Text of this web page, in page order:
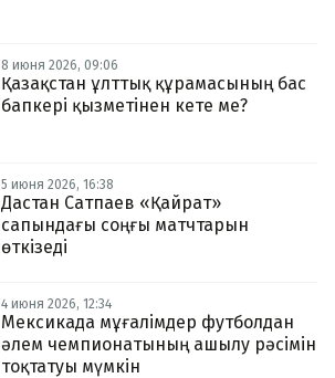
8 июня 2026, 09:06
Қазақстан ұлттық құрамасының бас
бапкері қызметінен кете ме?
5 июня 2026, 16:38
Дастан Сатпаев «Қайрат»
сапындағы соңғы матчтарын
өткізеді
4 июня 2026, 12:34
Мексикада мұғалімдер футболдан
әлем чемпионатының ашылу рәсімін
тоқтатуы мүмкін